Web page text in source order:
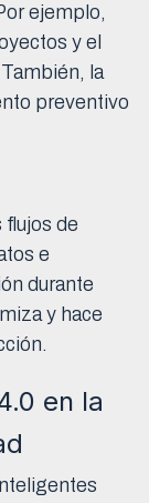
ejemplo,
y el
la
preventivo
de
e
durante
y hace
en la